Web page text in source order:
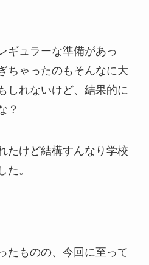
ギュラーな準備があっ
ちゃったのもそんなに大
しれないけど、 結果的に
？
たけど結構すんなり 学校
た。
たものの、今回に至って